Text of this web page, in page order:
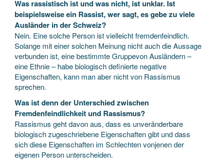
Was rassistisch ist und was nicht, ist unklar. Ist
beispielsweise ein Rassist, wer sagt, es gebe zu viele
Ausländer in der Schweiz?
Nein. Eine solche Person ist vielleicht fremdenfeindlich.
Solange mit einer solchen Meinung nicht auch die Aussage
verbunden ist, eine bestimmte Gruppevon Ausländern –
eine Ethnie – habe biologisch definierte negative
Eigenschaften, kann man aber nicht von Rassismus
sprechen.
Was ist denn der Unterschied zwischen
Fremdenfeindlichkeit und Rassismus?
Rassismus geht davon aus, dass es unveränderbare
biologisch zugeschriebene Eigenschaften gibt und dass
sich diese Eigenschaften im Schlechten vonjenen der
eigenen Person unterscheiden.